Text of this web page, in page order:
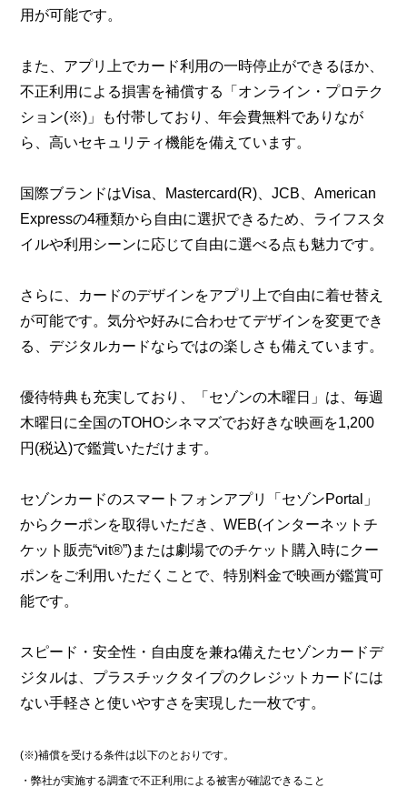
用が可能です。
また、アプリ上でカード利用の一時停止ができるほか、
不正利用による損害を補償する「オンライン・プロテク
ション(※)」も付帯しており、年会費無料でありなが
ら、高いセキュリティ機能を備えています。
国際ブランドはVisa、Mastercard(R)、JCB、American
Expressの4種類から自由に選択できるため、ライフスタ
イルや利用シーンに応じて自由に選べる点も魅力です。
さらに、カードのデザインをアプリ上で自由に着せ替え
が可能です。気分や好みに合わせてデザインを変更でき
る、デジタルカードならではの楽しさも備えています。
優待特典も充実しており、「セゾンの木曜日」は、毎週
木曜日に全国のTOHOシネマズでお好きな映画を1,200
円(税込)で鑑賞いただけます。
セゾンカードのスマートフォンアプリ「セゾンPortal」
からクーポンを取得いただき、WEB(インターネットチ
ケット販売“vit®”)または劇場でのチケット購入時にクー
ポンをご利用いただくことで、特別料金で映画が鑑賞可
能です。
スピード・安全性・自由度を兼ね備えたセゾンカードデ
ジタルは、プラスチックタイプのクレジットカードには
ない手軽さと使いやすさを実現した一枚です。
(※)補償を受ける条件は以下のとおりです。
・弊社が実施する調査で不正利用による被害が確認できること